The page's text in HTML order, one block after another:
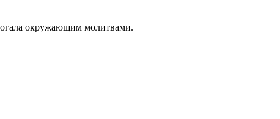
окружающим молитвами.